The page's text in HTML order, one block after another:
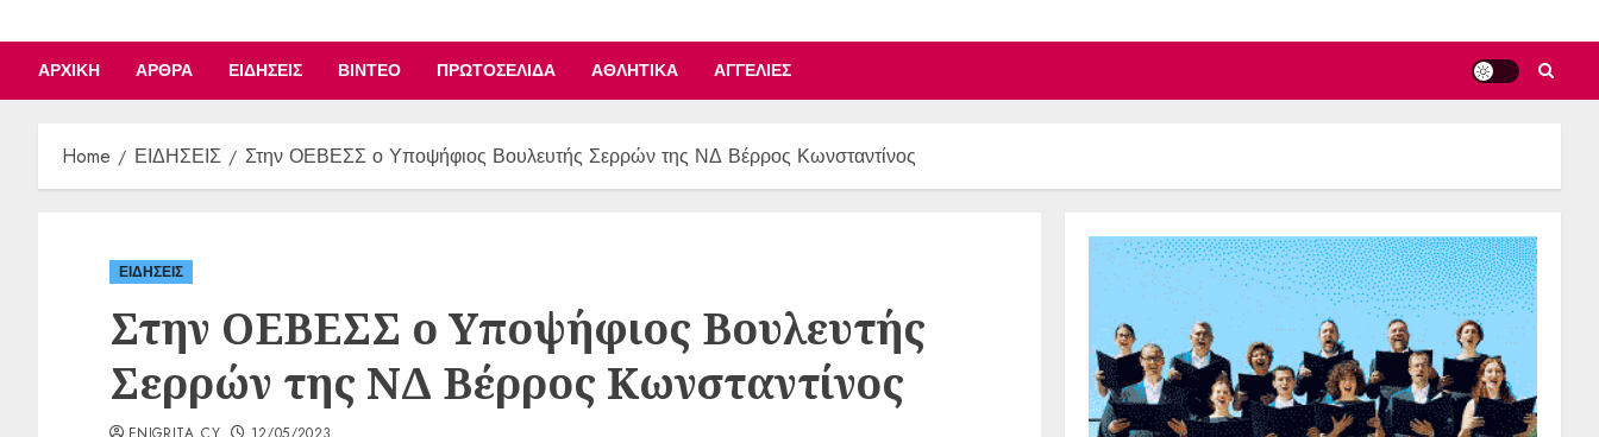
ΑΡΧΙΚΉ ΆΡΘΡΑ ΕΙΔΉΣΕΙΣ ΒΊΝΤΕΟ ΠΡΩΤΟΣΈΛΙΔΑ ΑΘΛΗΤΙΚΆ ΑΓΓΕΛΊΕΣ
Home ΕΙΔΗΣΕΙΣ Στην ΟΕΒΕΣΣ ο Υποψήφιος Βουλευτής Σερρών της ΝΔ Βέρρος Κωνσταντίνος
ΕΙΔΗΣΕΙΣ
Στην ΟΕΒΕΣΣ ο Υποψήφιος Βουλευτής
Σερρών της ΝΔ Βέρρος Κωνσταντίνος